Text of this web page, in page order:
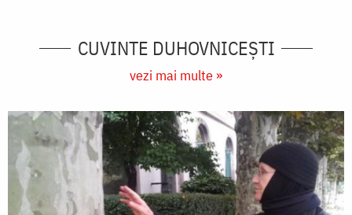
CUVINTE DUHOVNICEȘTI
vezi mai multe »